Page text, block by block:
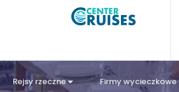
Rejsy rzeczne Firmy wycieczkowe